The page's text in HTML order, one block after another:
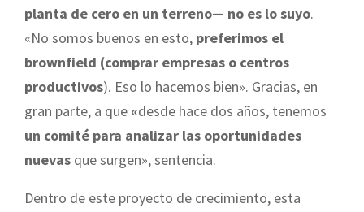
planta de cero en un terreno— no es lo suyo.
«No somos buenos en esto, preferimos el
brownfield (comprar empresas o centros
productivos). Eso lo hacemos bien». Gracias, en
gran parte, a que «desde hace dos años, tenemos
un comité para analizar las oportunidades
nuevas que surgen», sentencia.
Dentro de este proyecto de crecimiento, esta